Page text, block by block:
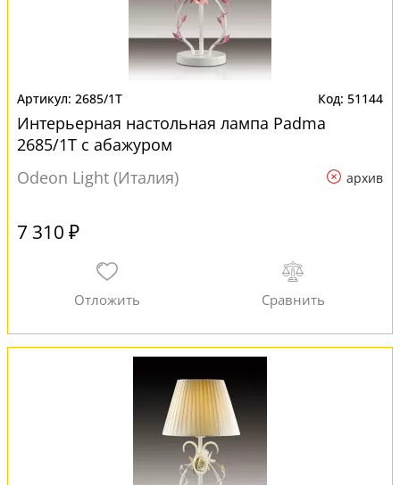
2685/1T 51144
Интерьерная настольная лампа Padma
2685/1T с абажуром
Odeon Light (Италия)
архив
7 310 ₽